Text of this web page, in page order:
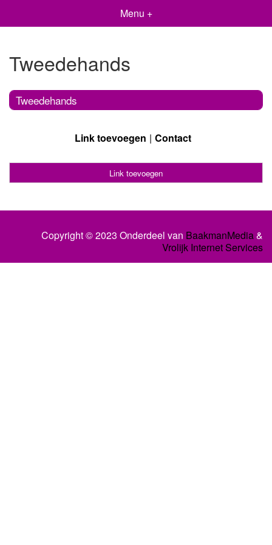
Menu +
Tweedehands
Tweedehands
Link toevoegen Contact
Link toevoegen
Copyright © 2023 Onderdeel van BaakmanMedia&
Vrolijk Internet Services